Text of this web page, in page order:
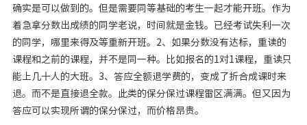
确实是可以做到的。但是需要同等基础的考生一起才能开班。作为
着急拿分数出成绩的同学老说，时间就是金钱。已经考试失利一次
的同学，哪里来得及等重新开班。2、如果分数没有达标，重读的
课程和之前的课程，并不是同一种。比如报名的1对1课程，重读只
能上几十人的大班。3、答应全额退学费的，变成了折合成课时来
退。而不是直接退全款。此类的保分保过课程雷区满满。但又因为
答应可以实现所谓的保分保过，而价格昂贵。